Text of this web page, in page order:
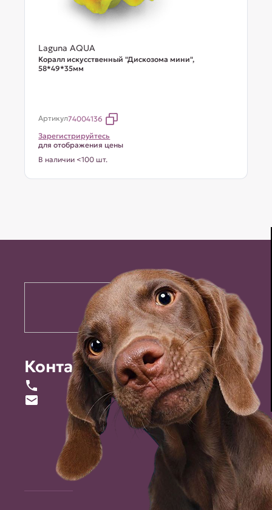
Laguna AQUA
Коралл искусственный "Дискозома мини",
58*49*35мм
Артикул74004136
Зарегистрируйтесь
для отображения цены
В наличии <100 шт.
Контакты